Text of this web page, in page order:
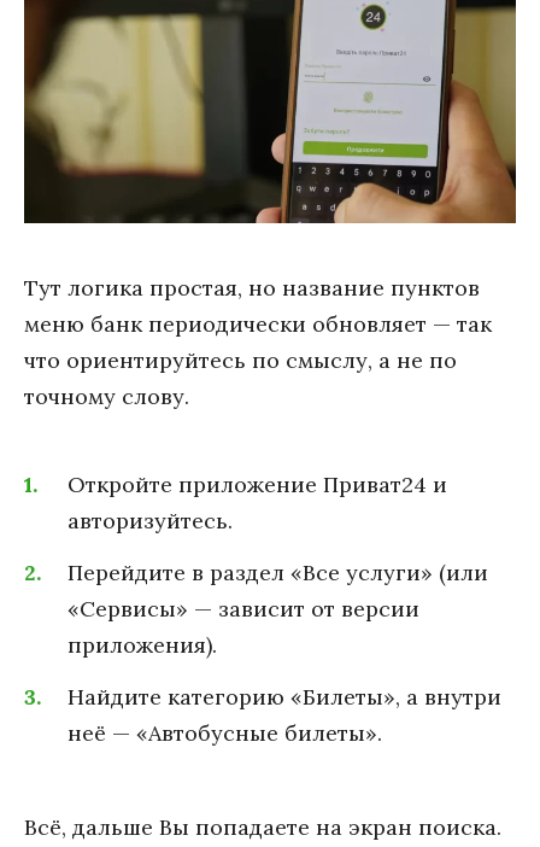
Тут логика простая, но название пунктов
меню банк периодически обновляет — так
что ориентируйтесь по смыслу, а не по
точному слову.
Откройте приложение Приват24 и
авторизуйтесь.
Перейдите в раздел «Все услуги» (или
«Сервисы» — зависит от версии
приложения).
Найдите категорию «Билеты», а внутри
неё — «Автобусные билеты».
Всё, дальше Вы попадаете на экран поиска.